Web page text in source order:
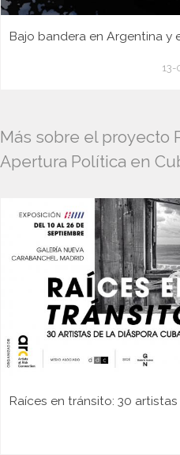
Bajo bandera en Argentina y
13-
Más sobre el proyecto
Apertura Política en
Raíces en tránsito: 30